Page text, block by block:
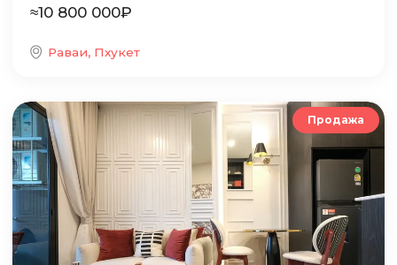
≈10 800 000₽
Раваи, Пхукет
Продажа